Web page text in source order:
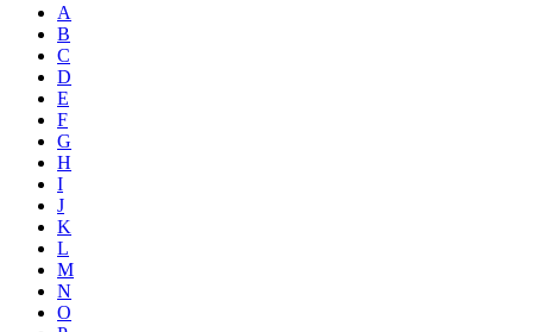
A
B
C
D
E
F
G
H
I
J
K
L
M
N
O